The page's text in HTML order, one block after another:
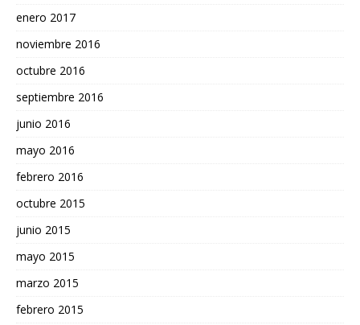
enero 2017
noviembre 2016
octubre 2016
septiembre 2016
junio 2016
mayo 2016
febrero 2016
octubre 2015
junio 2015
mayo 2015
marzo 2015
febrero 2015